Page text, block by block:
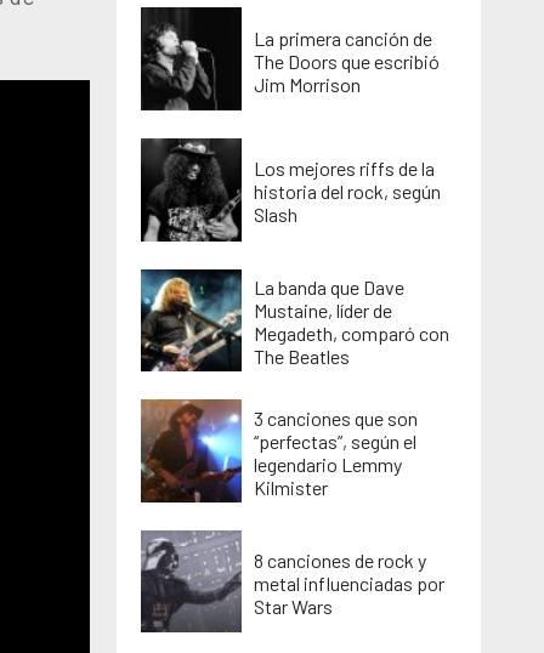
La primera canción de
The Doors que escribió
Jim Morrison
Los mejores riffs de la
historia del rock, según
Slash
La banda que Dave
Mustaine, líder de
Megadeth, comparó con
The Beatles
3 canciones que son
“perfectas”, según el
legendario Lemmy
Kilmister
8 canciones de rock y
metal influenciadas por
Star Wars